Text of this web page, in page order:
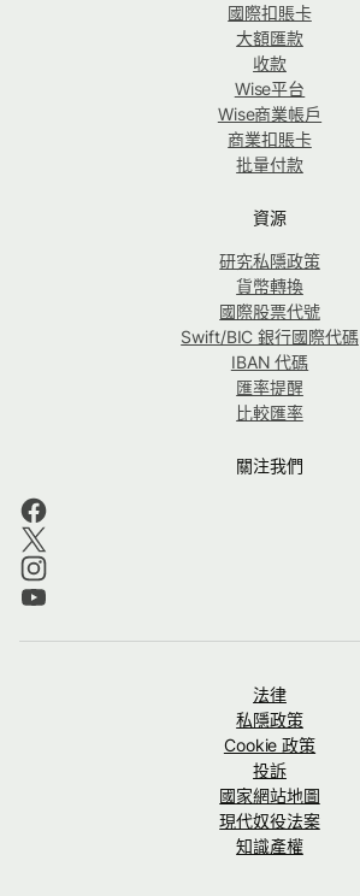
國際扣賬卡
大額匯款
收款
Wise平台
Wise商業帳戶
商業扣賬卡
批量付款
資源
研究私隱政策
貨幣轉換
國際股票代號
Swift/BIC 銀行國際代碼
IBAN 代碼
匯率提醒
比較匯率
關注我們
法律
私隱政策
Cookie 政策
投訴
國家網站地圖
現代奴役法案
知識產權